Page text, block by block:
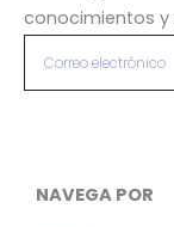
conocimientos y
L
k
I
t
NAVEGA POR